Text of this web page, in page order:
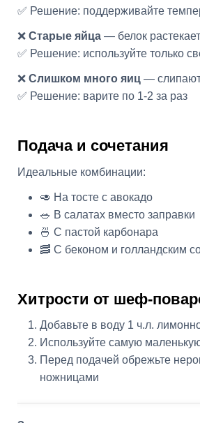
✅ Решение: поддерживайте
❌ Старые яйца — белок
✅ Решение: используйте только
❌ Слишком много яиц —
✅ Решение: варите по 1-2 за раз
Подача и сочетания
Идеальные комбинации:
🥑 На тосте с авокадо
🥗 В салатах вместо заправки
🍜 С пастой карбонара
🥓 С беконом и голландским
Хитрости от шеф-
Добавьте в воду 1 ч.л.
Используйте самую
Перед подачей обрежьте
ножницами